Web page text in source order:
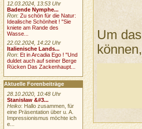
Um
können,
12.03.2024, 13:53 Uhr
Badende Nymphe...
Ron:Zu schön für die Natur:
Idealische Schönheit ! "Sie
kniete am Rande des
Wasse...
22.02.2024, 14:22 Uhr
Italienische Lands...
Ron:Et in Arcadia Ego ! "Und
duldet auch auf seiner Berge
Rücken Das Zackenhaupt...
Aktuelle Forenbeiträge
28.10.2020, 10:48 Uhr
Stanisław &#3...
Heiko: Hallo zusammen, für
eine Präsentation über u. A.
Impressionismus möchte ich
e...